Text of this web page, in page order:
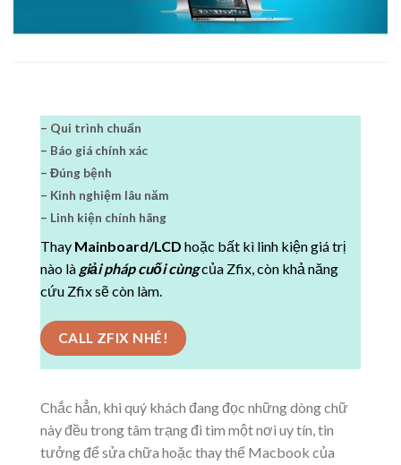
– Qui trình chuẩn
– Báo giá chính xác
– Đúng bệnh
– Kinh nghiệm lâu năm
– Linh kiện chính hãng
Thay Mainboard/LCD hoặc bất kì linh kiện giá trị
nào là giải pháp cuối cùngcủa Zfix, còn khả năng
cứu Zfix sẽ còn làm.
CALL ZFIX NHÉ!
Chắc hẳn, khi quý khách đang đọc những dòng chữ
này đều trong tâm trạng đi tìm một nơi uy tín, tin
tưởng để sửa chữa hoặc thay thế Macbook của